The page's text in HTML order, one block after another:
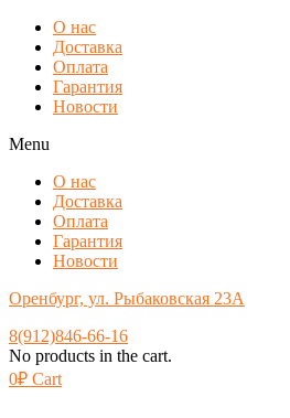
О нас
Доставка
Оплата
Гарантия
Новости
Menu
О нас
Доставка
Оплата
Гарантия
Новости
Оренбург, ул. Рыбаковская 23А
8(912)846-66-16
No products in the cart.
0₽ Cart